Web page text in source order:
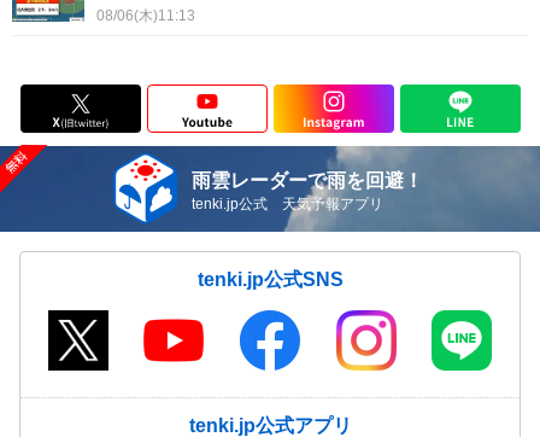
08/06(木)11:13
雨雲レーダーで雨を回避！
tenki.jp公式 天気予報アプリ
tenki.jp公式SNS
tenki.jp公式アプリ